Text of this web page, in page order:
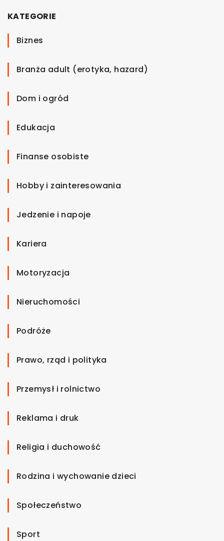
KATEGORIE
Biznes
Branża adult (erotyka, hazard)
Dom i ogród
Edukacja
Finanse osobiste
Hobby i zainteresowania
Jedzenie i napoje
Kariera
Motoryzacja
Nieruchomości
Podróże
Prawo, rząd i polityka
Przemysł i rolnictwo
Reklama i druk
Religia i duchowość
Rodzina i wychowanie dzieci
Społeczeństwo
Sport